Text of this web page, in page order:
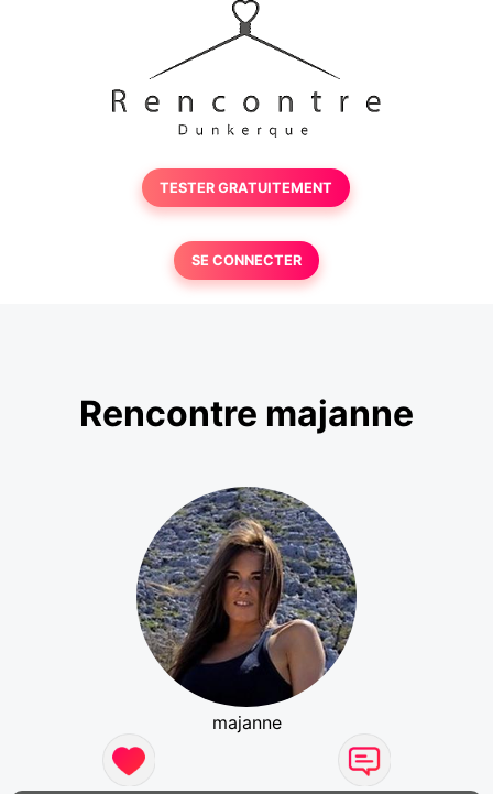
TESTER GRATUITEMENT
SE CONNECTER
Rencontre majanne
majanne